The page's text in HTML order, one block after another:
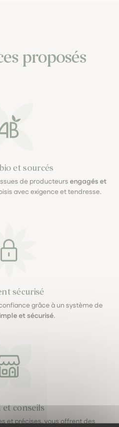
proposés
et sourcés
de producteurs engagés et
avec exigence et tendresse.
sécurisé
grâce à un système de
et sécurisé.
et conseils
et précises, vous offrent des